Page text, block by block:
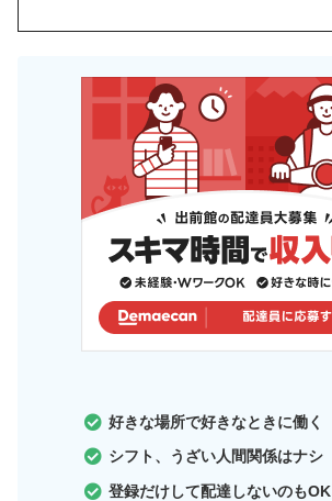
好きな場所で好きなときに働く
シフト、うざい人間関係はナシ
登録だけして配達しないのもOK